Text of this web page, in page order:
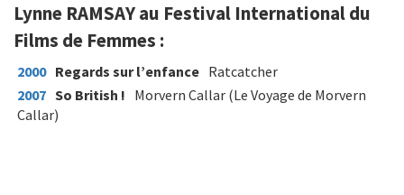
Lynne RAMSAY au Festival International du
Films de Femmes :
2000 Regards sur l’enfance Ratcatcher
2007 So British ! Morvern Callar (Le Voyage de Morvern
Callar)